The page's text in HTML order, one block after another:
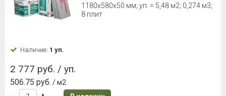
1180x580x50 мм; уп. = 5,48 м2; 0,274 м3;
8 плит
Наличие: 1 уп.
2 777 руб. / уп.
506.75 руб. / м2